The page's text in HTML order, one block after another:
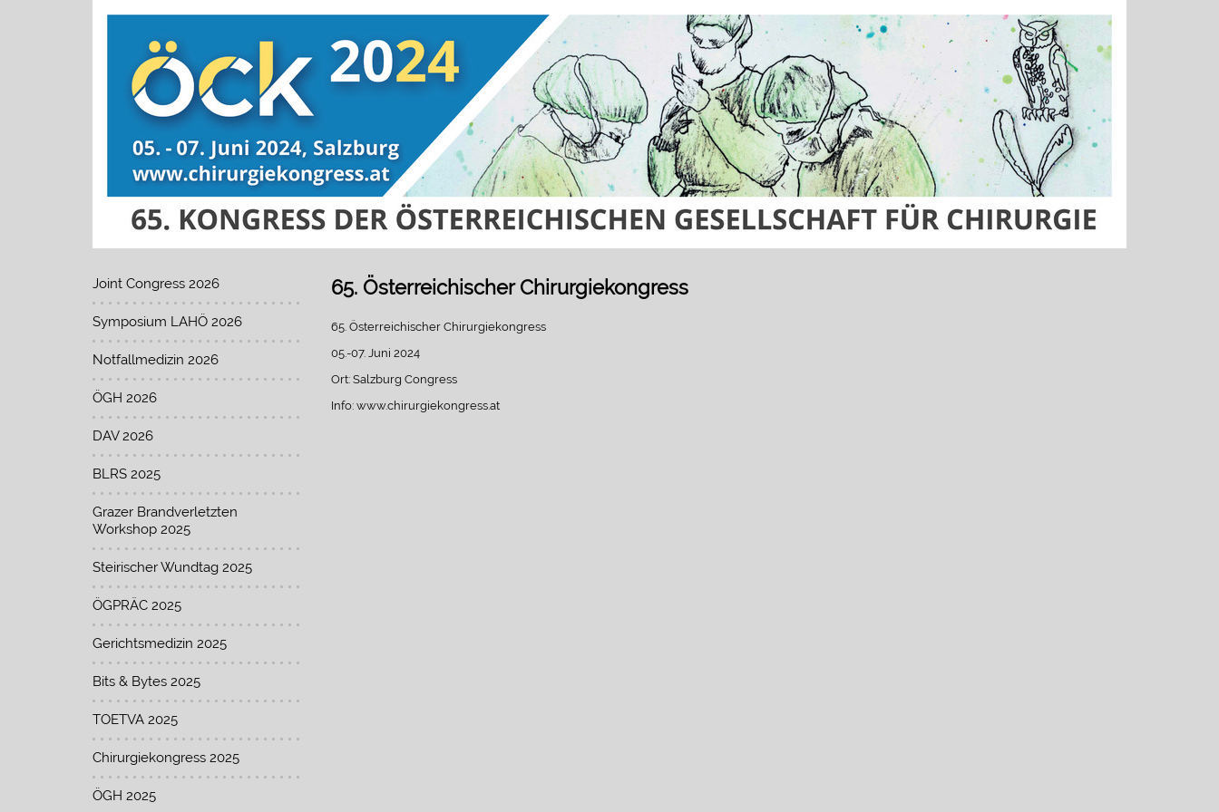
Joint Congress 2026
Symposium LAHÖ 2026
Notfallmedizin 2026
ÖGH 2026
DAV 2026
BLRS 2025
Grazer Brandverletzten
Workshop 2025
Steirischer Wundtag 2025
ÖGPRÄC 2025
Gerichtsmedizin 2025
Bits & Bytes 2025
TOETVA 2025
Chirurgiekongress 2025
ÖGH 2025
65. Österreichischer Chirurgiekongress
65. Österreichischer Chirurgiekongress
05.-07. Juni 2024
Ort: Salzburg Congress
Info: www.chirurgiekongress.at